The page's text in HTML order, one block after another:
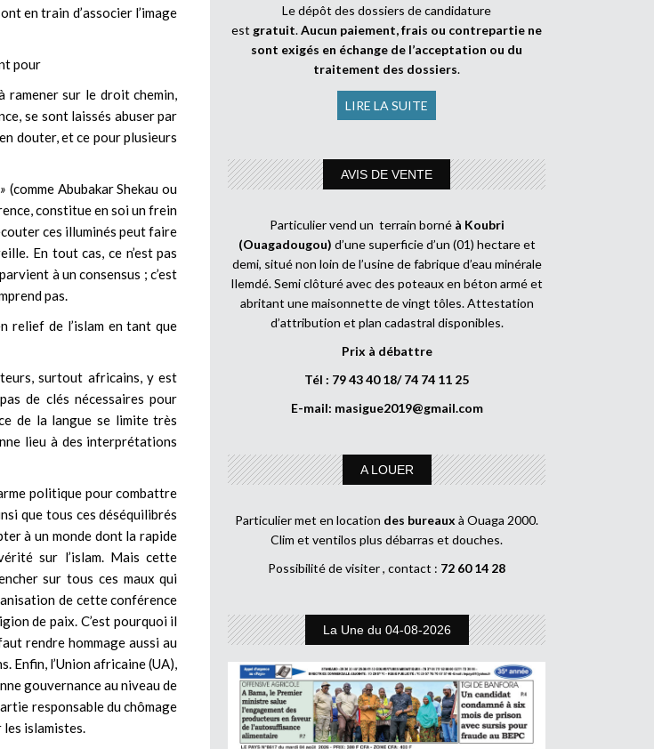
en train d’associer l’image
pour
sur le droit chemin,
se sont laissés abuser par
douter, et ce pour plusieurs
(comme Abubakar Shekau ou
constitue en soi un frein
ces illuminés peut faire
En tout cas, ce n’est pas
à un consensus ; c’est
pas.
relief de l’islam en tant que
surtout africains, y est
de clés nécessaires pour
de la langue se limite très
lieu à des interprétations
politique pour combattre
que tous ces déséquilibrés
à un monde dont la rapide
sur l’islam. Mais cette
sur tous ces maux qui
de cette conférence
de paix. C’est pourquoi il
rendre hommage aussi au
Enfin, l’Union africaine (UA),
gouvernance au niveau de
responsable du chômage
les islamistes.
Le dépôt des dossiers de candidature
est gratuit.Aucun paiement, frais ou contrepartie ne
sont exigés en échange de l’acceptation ou du
traitement des dossiers.
LIRE LA SUITE
AVIS DE VENTE
Particulier vend un terrain borné à Koubri
(Ouagadougou) d’une superficie d’un (01) hectare et
demi, situé non loin de l’usine de fabrique d’eau minérale
Ilemdé. Semi clôturé avec des poteaux en béton armé et
abritant une maisonnette de vingt tôles. Attestation
d’attribution et plan cadastral disponibles.
Prix à débattre
Tél : 79 43 40 18/ 74 74 11 25
E-mail: masigue2019@gmail.com
A LOUER
Particulier met en location des bureaux à Ouaga 2000.
Clim et ventilos plus débarras et douches.
Possibilité de visiter , contact : 72 60 14 28
La Une du 04-08-2026